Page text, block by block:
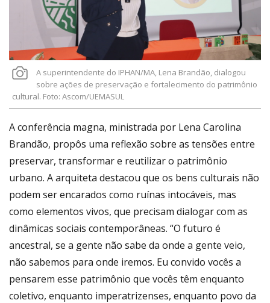
A superintendente do IPHAN/MA, Lena Brandão, dialogou
sobre ações de preservação e fortalecimento do patrimônio
cultural. Foto: Ascom/UEMASUL
A conferência magna, ministrada por Lena Carolina
Brandão, propôs uma reflexão sobre as tensões entre
preservar, transformar e reutilizar o patrimônio
urbano. A arquiteta destacou que os bens culturais não
podem ser encarados como ruínas intocáveis, mas
como elementos vivos, que precisam dialogar com as
dinâmicas sociais contemporâneas. “O futuro é
ancestral, se a gente não sabe da onde a gente veio,
não sabemos para onde iremos. Eu convido vocês a
pensarem esse patrimônio que vocês têm enquanto
coletivo, enquanto imperatrizenses, enquanto povo da